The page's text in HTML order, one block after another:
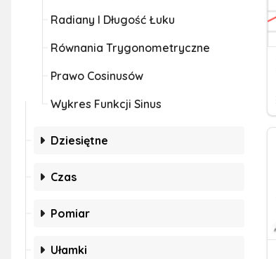
Radiany I Długość Łuku
Równania Trygonometryczne
Prawo Cosinusów
Wykres Funkcji Sinus
Dziesiętne
Czas
Pomiar
Ułamki